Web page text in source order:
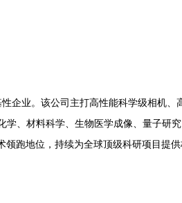
。该公司主打高性能科学级相机、
、材料科学、生物医学成像、量子
跑地位，持续为全球顶级科研项目提供